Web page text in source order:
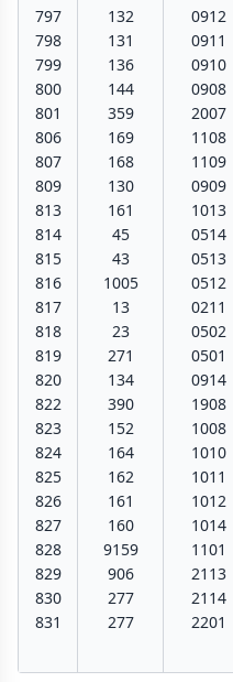
797
798
799
800
801
806
807
809
813
814
815
816
817
818
819
820
822
823
824
825
826
827
828
829
830
831
132
131
136
144
359
169
168
130
161
45
43
1005
13
23
271
134
390
152
164
162
161
160
9159
906
277
277
0912
0911
0910
0908
2007
1108
1109
0909
1013
0514
0513
0512
0211
0502
0501
0914
1908
1008
1010
1011
1012
1014
1101
2113
2114
2201